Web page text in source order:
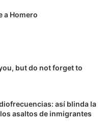
a Homero
but do not forget to
así blinda la
asaltos de inmigrantes